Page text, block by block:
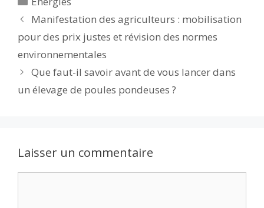
b
o
o
k
er
t r dI
n
A
p
p
er
Manifestation des agriculteurs : mobilisation
pour des prix justes et révision des normes
environnementales
Que faut-il savoir avant de vous lancer dans
un élevage de poules pondeuses ?
Laisser un commentaire